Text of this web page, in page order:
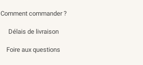
Comment commander ?
Délais de livraison
Foire aux questions